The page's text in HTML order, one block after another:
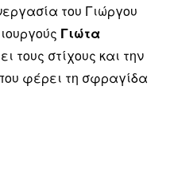
του Γιώργου
Γιώτα
τους στίχους και την
φέρει τη σφραγίδα